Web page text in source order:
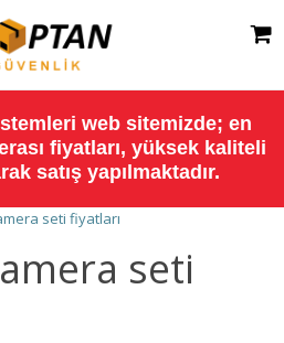
web sitemizde; en
fiyatları, yüksek kaliteli
satış yapılmaktadır.
seti fiyatları
seti